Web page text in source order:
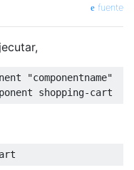
fuente
"componentname"